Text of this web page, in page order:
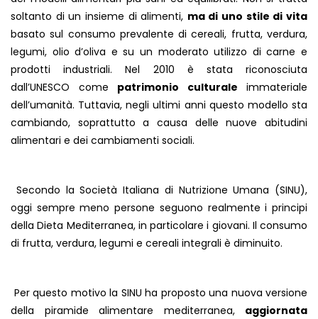
soltanto di un insieme di alimenti, ma di uno stile di vita
basato sul consumo prevalente di cereali, frutta, verdura,
legumi, olio d’oliva e su un moderato utilizzo di carne e
prodotti industriali. Nel 2010 è stata riconosciuta
dall’UNESCO come patrimonio culturale immateriale
dell’umanità. Tuttavia, negli ultimi anni questo modello sta
cambiando, soprattutto a causa delle nuove abitudini
alimentari e dei cambiamenti sociali.
Secondo la Società Italiana di Nutrizione Umana (SINU),
oggi sempre meno persone seguono realmente i principi
della Dieta Mediterranea, in particolare i giovani. Il consumo
di frutta, verdura, legumi e cereali integrali è diminuito.
Per questo motivo la SINU ha proposto una nuova versione
della piramide alimentare mediterranea, aggiornata